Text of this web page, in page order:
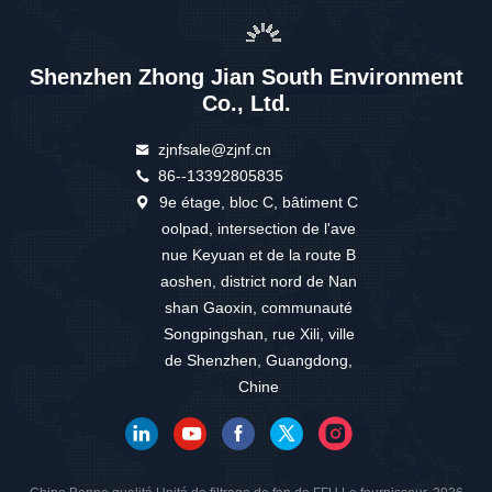
Shenzhen Zhong Jian South Environment
Co., Ltd.
zjnfsale@zjnf.cn
86--13392805835
9e étage, bloc C, bâtiment C
oolpad, intersection de l'ave
nue Keyuan et de la route B
aoshen, district nord de Nan
shan Gaoxin, communauté
Songpingshan, rue Xili, ville
de Shenzhen, Guangdong,
Chine